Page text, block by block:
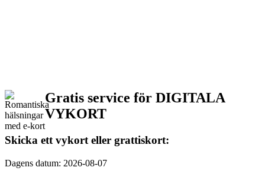
Gratis service för DIGITALA
VYKORT
Skicka ett vykort eller grattiskort:
Dagens datum: 2026-08-07